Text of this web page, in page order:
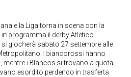
la Liga torna in scena con la
programma il derby Atletico
si giocherà sabato 27 settembre alle
I biancorossi hanno
mentre i Blancos si trovano a quota
esordito perdendo in trasferta